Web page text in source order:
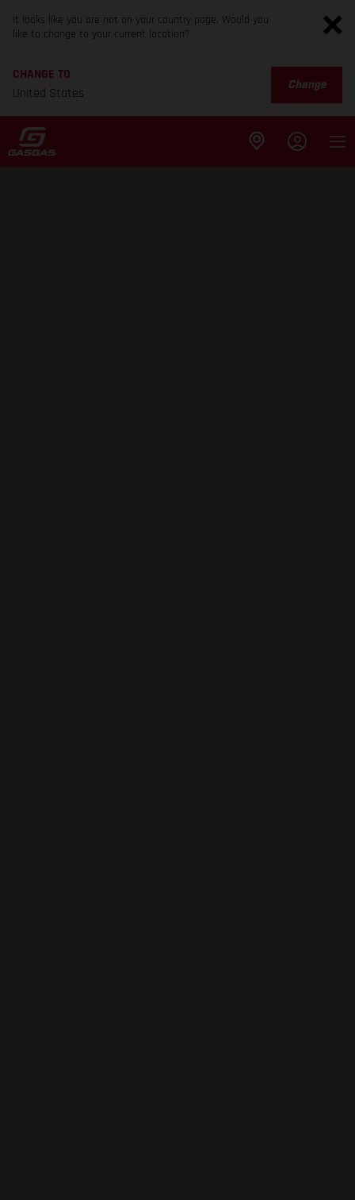
It looks like you are not on your country page. Would you
like to change to your current location?
CHANGE TO
United States
Change